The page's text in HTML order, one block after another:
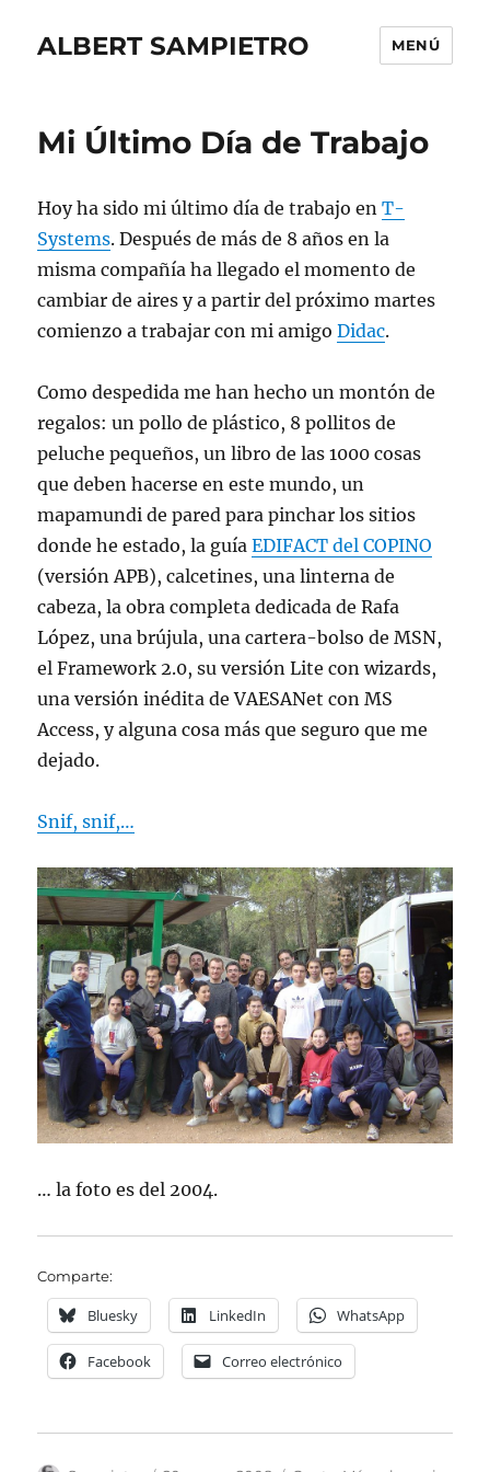
ALBERT SAMPIETRO MENÚ
Mi Último Día de Trabajo
Hoy ha sido mi último día de trabajo enT-
Systems. Después de más de 8 años en la
misma compañía ha llegado el momento de
cambiar de aires y a partir del próximo martes
comienzo a trabajar con mi amigoDidac.
Como despedida me han hecho un montón de
regalos: un pollo de plástico, 8 pollitos de
peluche pequeños, un libro de las 1000 cosas
que deben hacerse en este mundo, un
mapamundi de pared para pinchar los sitios
donde he estado, la guíaEDIFACT del COPINO
(versión APB), calcetines, una linterna de
cabeza, la obra completa dedicada de Rafa
López, una brújula, una cartera-bolso de MSN,
el Framework 2.0, su versión Lite con wizards,
una versión inédita de VAESANet con MS
Access, y alguna cosa más que seguro que me
dejado.
Snif, snif,…
… la foto es del 2004.
Comparte:
Bluesky LinkedIn WhatsApp
Facebook Correo electrónico